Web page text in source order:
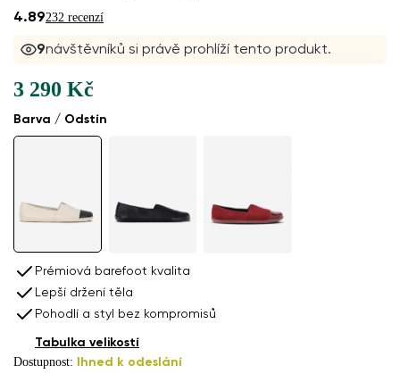
4.89232 recenzí
9návštěvníků si právě prohlíží tento produkt.
Barva / Odstín
3 290 Kč
Prémiová barefoot kvalita
Lepší držení těla
Pohodlí a styl bez kompromisů
Dostupnost: Ihned k odeslání
Tabulka velikostí